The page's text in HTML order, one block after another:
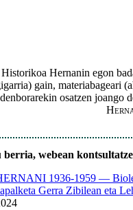
Hernanin egon
gain,
osatzen joango
webean
1936-1959 —
Gerra Zibilean eta